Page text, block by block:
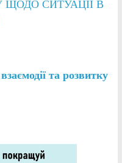
ЩОДО СИТУАЦІЇ В
та розвитку